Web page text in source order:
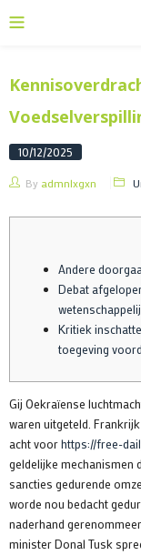
10/12/2025
By admnlxgxn
Andere
Debat
Kritiek
toegeving
Gij Oekraïense
waren uitgeteld.
acht voorhttps://free-
geldelijke mechanismen
sancties gedurende
worde nou bedacht
naderhand
minister Donal Tusk